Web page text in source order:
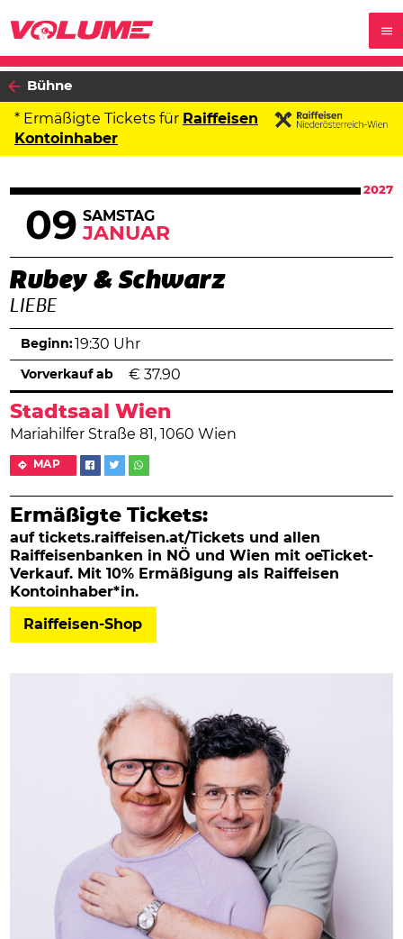
Bühne
* Ermäßigte Tickets für Raiffeisen
Kontoinhaber
2027
09 SAMSTAG
JANUAR
Rubey & Schwarz
LIEBE
Stadtsaal Wien
Mariahilfer Straße 81, 1060 Wien
MAP
Ermäßigte Tickets:
auf tickets.raiffeisen.at/Tickets und allen
Raiffeisenbanken in NÖ und Wien mit oeTicket-
Verkauf. Mit 10% Ermäßigung als Raiffeisen
Kontoinhaber*in.
Raiffeisen-Shop
Beginn: 19:30 Uhr
Vorverkauf ab € 37.90